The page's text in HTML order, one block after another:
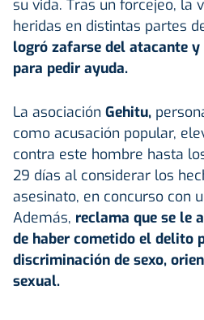
su vida. Tras un forcejeo, la
heridas en distintas partes
logró zafarse del atacante
para pedir ayuda.
La asociación Gehitu,
como acusación popular,
contra este hombre hasta
29 días al considerar los
asesinato, en concurso con
Además, reclama que se le
de haber cometido el delito
discriminación de sexo,
sexual.